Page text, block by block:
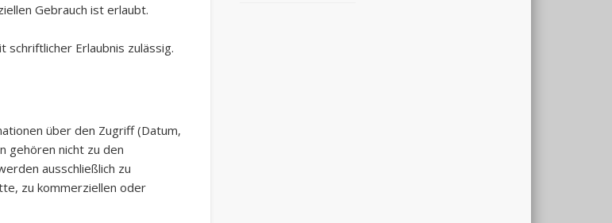
Gebrauch ist erlaubt.
Erlaubnis zulässig.
über den Zugriff (Datum,
gehören nicht zu den
ausschließlich zu
zu kommerziellen oder